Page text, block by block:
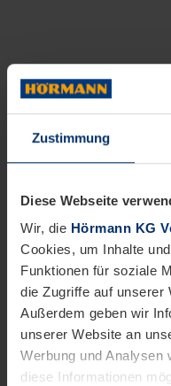
Zustimmung
Diese Webseite
Wir, die Hörmann KG
Cookies, um Inhalte
Funktionen für soziale
die Zugriffe auf unserer
Außerdem geben wir
unserer Website an
Werbung und Analysen
diese Informationen